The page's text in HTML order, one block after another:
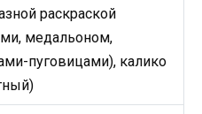
раскраской
медальоном,
пуговицами), калико